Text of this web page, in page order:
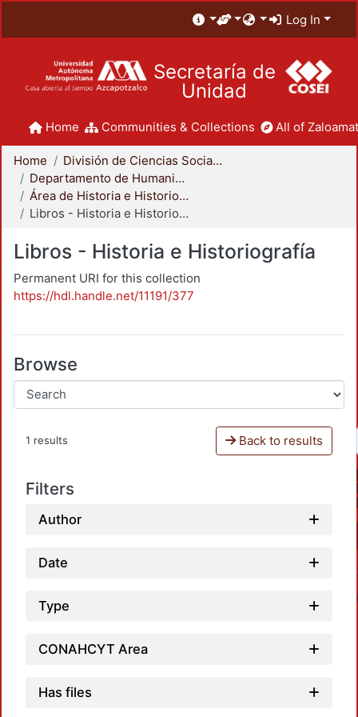
Log In
Secretaría de
Unidad
Home Communities & Collections All of
Home
División de Ciencias Sociales y Humanidades
Departamento de Humanidades
Área de Historia e Historiografía
Libros - Historia e Historiografía
Libros - Historia e Historiografía
Permanent URI for this collection
https://hdl.handle.net/11191/377
Browse
1 results Back to results
Filters
Author
Date
Type
CONAHCYT Area
Has files